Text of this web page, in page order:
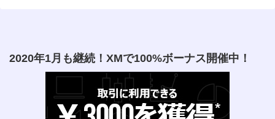
2020年1月も継続！XMで100%ボーナス開催中！